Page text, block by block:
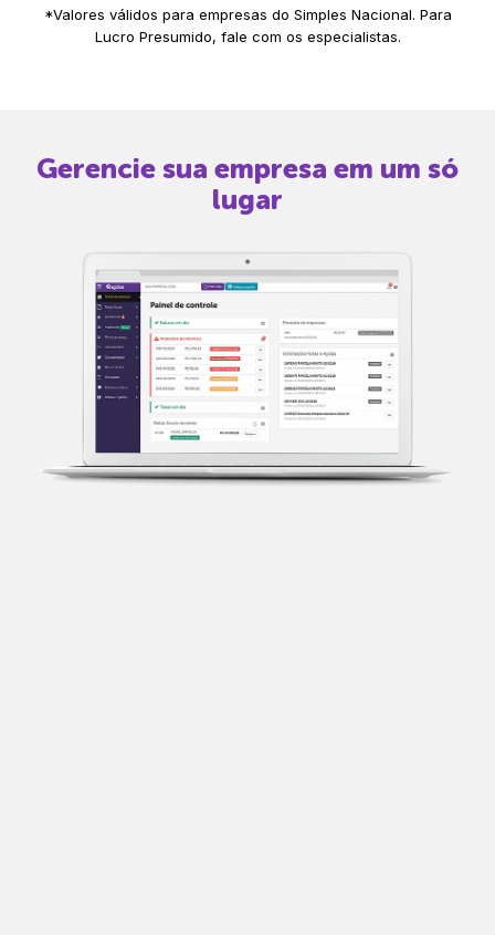
*Valores válidos para empresas do Simples Nacional. Para
Lucro Presumido, fale com os especialistas.
Gerencie sua empresa em um só
lugar